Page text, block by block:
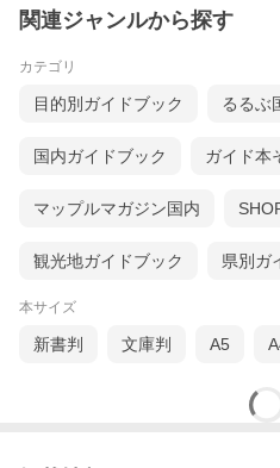
関連ジャンルから探す
カテゴリ
目的別ガイドブック るるぶ
国内ガイドブック ガイド本
マップルマガジン国内
観光地ガイドブック 県別ガ
本サイズ
新書判 文庫判 A5